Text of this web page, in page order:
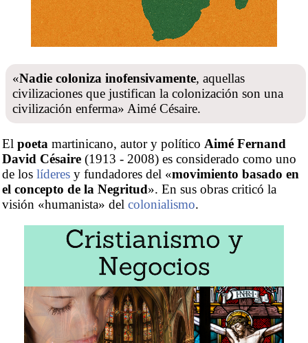
«Nadie coloniza inofensivamente, aquellas
civilizaciones que justifican la colonización son una
civilización enferma» Aimé Césaire.
El poeta martinicano, autor y político Aimé Fernand
David Césaire (1913 - 2008) es considerado como uno
de los líderes y fundadores del «movimiento basado en
el concepto de la Negritud». En sus obras criticó la
visión «humanista» del colonialismo.